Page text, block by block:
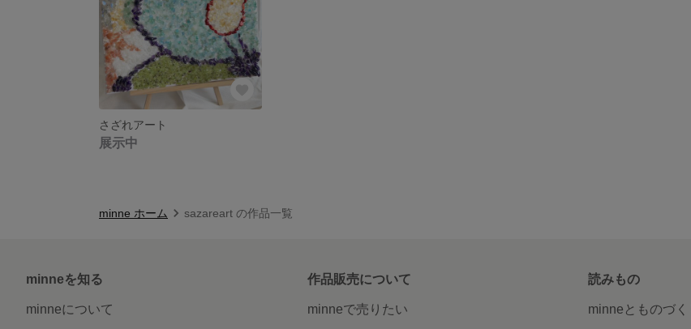
さざれアート
展示中
minne ホーム sazareart の作品一覧
minneを知る
minneについて
作品販売について
minneで売りたい
読みもの
minneとものづく